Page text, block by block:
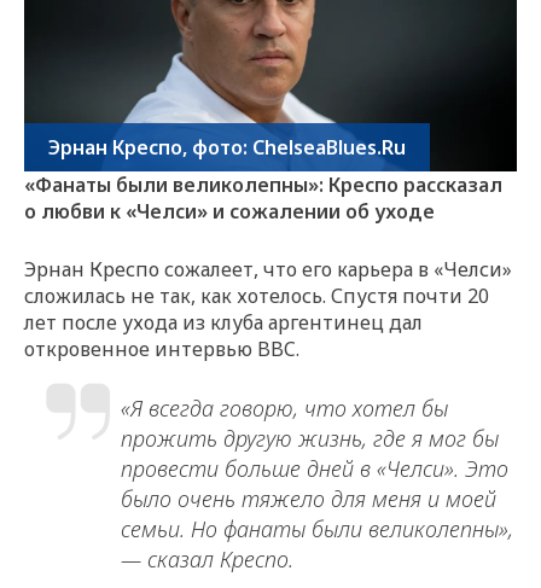
Эрнан Креспо, фото: ChelseaBlues.Ru
«Фанаты были великолепны»: Креспо рассказал
о любви к «Челси» и сожалении об уходе
Эрнан Креспо сожалеет, что его карьера в «Челси»
сложилась не так, как хотелось. Спустя почти 20
лет после ухода из клуба аргентинец дал
откровенное интервью BBC.
«Я всегда говорю, что хотел бы
прожить другую жизнь, где я мог бы
провести больше дней в «Челси». Это
было очень тяжело для меня и моей
семьи. Но фанаты были великолепны»,
— сказал Креспо.